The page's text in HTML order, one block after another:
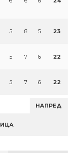
5 8 5 23
5 7 6 22
5 7 6 22
НАПРЕД